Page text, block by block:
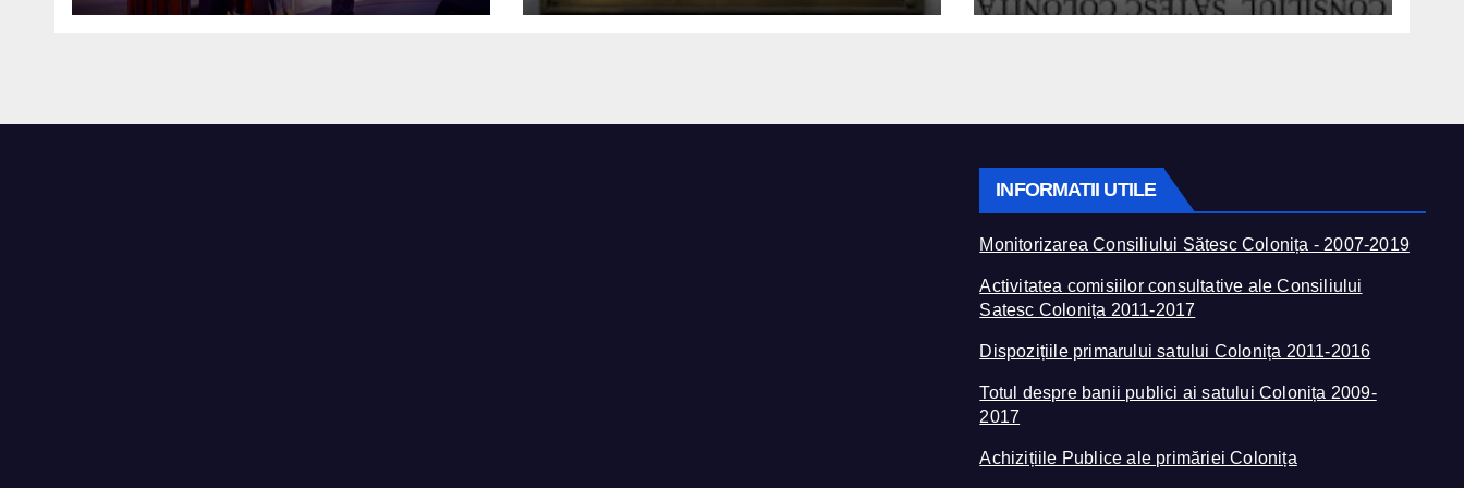
atribuțiilor de serviciu. În aprilie
Angela și Tofan Victor
INFORMATII UTILE
Monitorizarea Consiliului Sătesc Colonița - 2007-2019
Activitatea comisiilor consultative ale Consiliului
Satesc Colonița 2011-2017
Dispozițiile primarului satului Colonița 2011-2016
Totul despre banii publici ai satului Colonița 2009-
2017
Achizițiile Publice ale primăriei Colonița